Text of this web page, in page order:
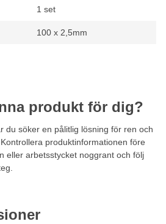
med häftpistol 230 volt
(se listan nedan). Tack
U-form 0,6 mm
U-form 0,8 mm
V-form 0,8 mm
M-form 0,6 mm
1 set
100 x 2,5mm
produkt för dig?
du söker en pålitlig lösning för ren och
produktinformationen före
eller arbetsstycket noggrant och följ